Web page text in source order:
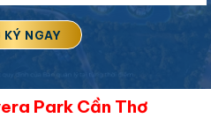
Park Cần Thơ